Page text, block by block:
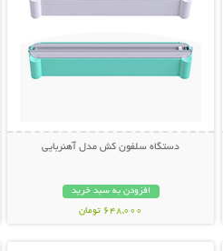
دستگاه سلفون کش مدل آهنربایی
افزودن به سبد خرید
648,000 تومان